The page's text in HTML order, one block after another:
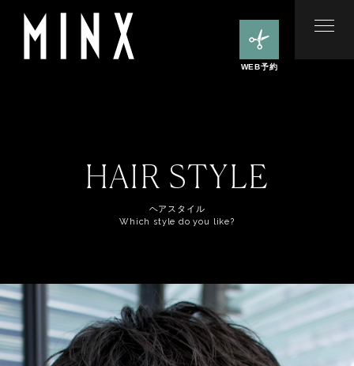
WEB予約
HAIR STYLE
ヘアスタイル
Which style do you like?